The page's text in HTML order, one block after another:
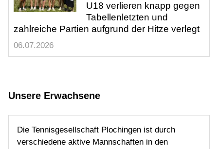
U18 verlieren knapp gegen
Tabellenletzten und
zahlreiche Partien aufgrund der Hitze verlegt
06.07.2026
Unsere Erwachsene
Die Tennisgesellschaft Plochingen ist durch
verschiedene aktive Mannschaften in den